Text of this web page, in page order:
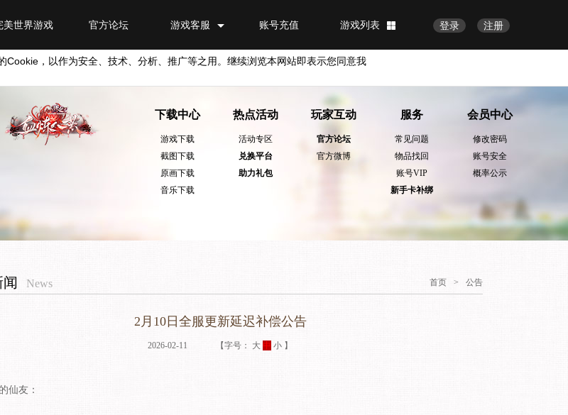
注册
登录
游戏列表
账号充值
游戏客服
官方论坛
美世界游戏
Cookie ，以作为安全、技术、分析、推广等之用。继续浏览本网站即表示您同意我
下载中心
游戏下载
截图下载
原画下载
音乐下载
热点活动
活动专区
兑换平台
助力礼包
玩家互动
官方论坛
官方微博
服务
常见问题
物品找回
账号VIP
新手卡补绑
会员中心
修改密码
账号安全
概率公示
首页 > 公告
News
2月10日全服更新延迟补偿公告
2026-02-11 【字号： 大 中 小 】
仙友：